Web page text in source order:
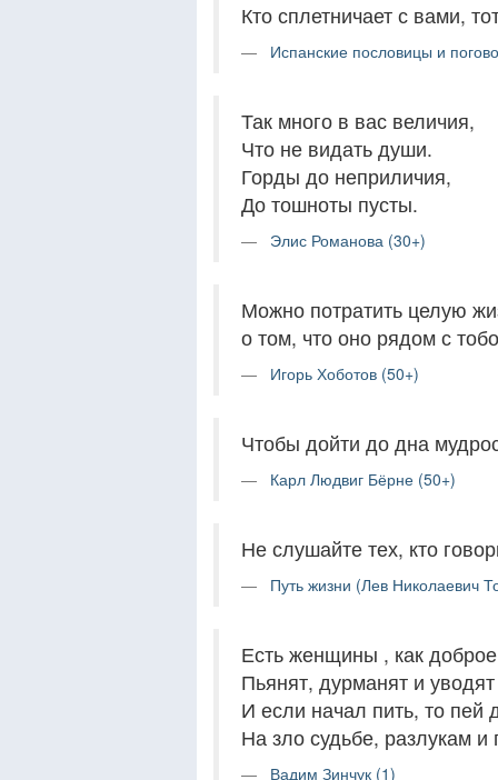
Кто сплетничает с вами,
Испанские пословицы и
Так много в вас величия,
Что не видать души.
Горды до неприличия,
До тошноты пусты.
Элис Романова (30+)
Можно потратить целую
о том, что оно рядом с
Игорь Хоботов (50+)
Чтобы дойти до дна
Карл Людвиг Бёрне (50+)
Не слушайте тех, кто
Путь жизни (Лев Николаевич
Есть женщины , как
Пьянят, дурманят и
И если начал пить, то пей
На зло судьбе, разлукам и
Вадим Зинчук (1)